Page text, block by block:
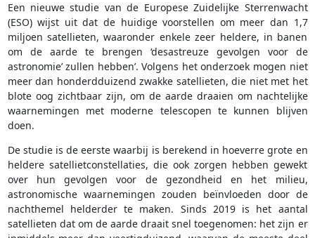
Een nieuwe studie van de Europese Zuidelijke Sterrenwacht
(ESO) wijst uit dat de huidige voorstellen om meer dan 1,7
miljoen satellieten, waaronder enkele zeer heldere, in banen
om de aarde te brengen ‘desastreuze gevolgen voor de
astronomie’ zullen hebben’. Volgens het onderzoek mogen niet
meer dan honderdduizend zwakke satellieten, die niet met het
blote oog zichtbaar zijn, om de aarde draaien om nachtelijke
waarnemingen met moderne telescopen te kunnen blijven
doen.
De studie is de eerste waarbij is berekend in hoeverre grote en
heldere satellietconstellaties, die ook zorgen hebben gewekt
over hun gevolgen voor de gezondheid en het milieu,
astronomische waarnemingen zouden beïnvloeden door de
nachthemel helderder te maken. Sinds 2019 is het aantal
satellieten dat om de aarde draait snel toegenomen: het zijn er